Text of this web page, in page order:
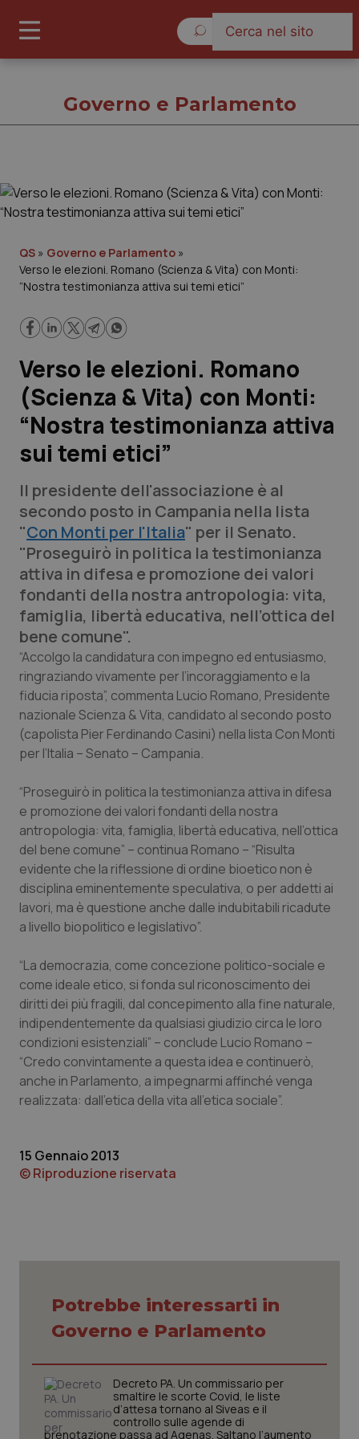
Governo e Parlamento
Regioni e Asl
Lavoro e Professioni
Scienza e Farmaci
Studi e Analisi
Lettere al direttore
Edizioni Regionali
QS Pro
Professionisti Sanitari.AI
Abruzzo
Basilicata
Calabria
Emilia-Romagna
Friuli Venezia Giulia
Lazio
Liguria
Lombardia
Marche
Molise
Piemonte
Provincia Autonoma di Bolzano
Sicilia
Umbria
QS Pro Gold
Artrite & artrosi
Asma & BPCO
Colesterolo & coronaropatie
Dermatite Atopica
Diabete & glucometri
Disturbi dell’umore
Dolore
Donna & Salute
Epatiti
HIV
Infezioni & Febbre
Neuroscienze & patologie neurodegenerative
Oftalmologia
QS Club Newsletter
Governo e Parlamento
QS » Governo e Parlamento »
Verso le elezioni. Romano (Scienza & Vita) con Monti:
“Nostra testimonianza attiva sui temi etici”
Verso le elezioni. Romano
(Scienza & Vita) con Monti:
“Nostra testimonianza attiva
sui temi etici”
Il presidente dell'associazione è al
secondo posto in Campania nella lista
"Con Monti per l'Italia" per il Senato.
"Proseguirò in politica la testimonianza
attiva in difesa e promozione dei valori
fondanti della nostra antropologia: vita,
famiglia, libertà educativa, nell’ottica del
bene comune".
“Accolgo la candidatura con impegno ed entusiasmo,
ringraziando vivamente per l’incoraggiamento e la
fiducia riposta”, commenta Lucio Romano, Presidente
nazionale Scienza & Vita, candidato al secondo posto
(capolista Pier Ferdinando Casini) nella lista Con Monti
per l’Italia – Senato – Campania.
“Proseguirò in politica la testimonianza attiva in difesa
e promozione dei valori fondanti della nostra
antropologia: vita, famiglia, libertà educativa, nell’ottica
del bene comune” – continua Romano – “Risulta
evidente che la riflessione di ordine bioetico non è
disciplina eminentemente speculativa, o per addetti ai
lavori, ma è questione anche dalle indubitabili ricadute
a livello biopolitico e legislativo”.
“La democrazia, come concezione politico-sociale e
come ideale etico, si fonda sul riconoscimento dei
diritti dei più fragili, dal concepimento alla fine naturale,
indipendentemente da qualsiasi giudizio circa le loro
condizioni esistenziali” – conclude Lucio Romano –
“Credo convintamente a questa idea e continuerò,
anche in Parlamento, a impegnarmi affinché venga
realizzata: dall’etica della vita all’etica sociale”.
15 Gennaio 2013
© Riproduzione riservata
Potrebbe interessarti in
Governo e Parlamento
Decreto PA. Un commissario per
smaltire le scorte Covid, le liste
d’attesa tornano al Siveas e il
controllo sulle agende di
prenotazione passa ad Agenas. Saltano l’aumento